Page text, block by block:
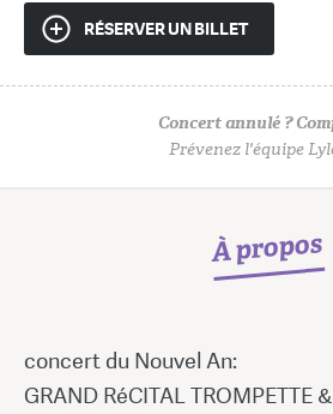
RÉSERVER UN BILLET
Concert annulé ?
Prévenez l'équipe
À propos
concert du Nouvel An:
GRAND RéCITAL TROMPETTE